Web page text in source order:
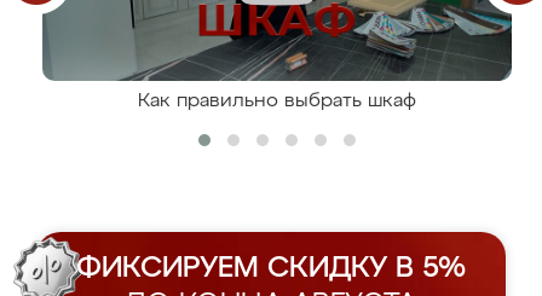
Как правильно выбрать шкаф
ФИКСИРУЕМ СКИДКУ В 5%